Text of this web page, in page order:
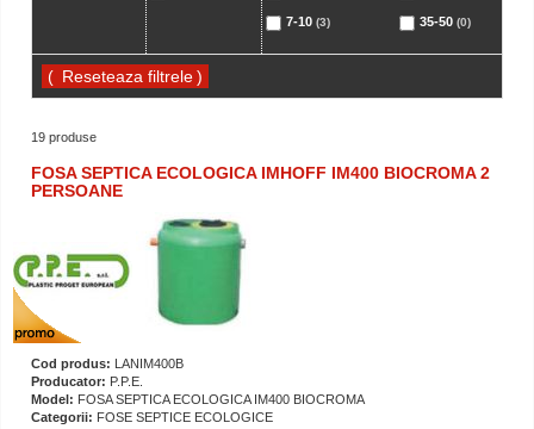
7-10 (3) 35-50 (0)
( )
19 produse
FOSA SEPTICA ECOLOGICA IMHOFF IM400 BIOCROMA 2
PERSOANE
Cod produs: LANIM400B
Producator: P.P.E.
Model: FOSA SEPTICA ECOLOGICA IM400 BIOCROMA
Categorii: FOSE SEPTICE ECOLOGICE